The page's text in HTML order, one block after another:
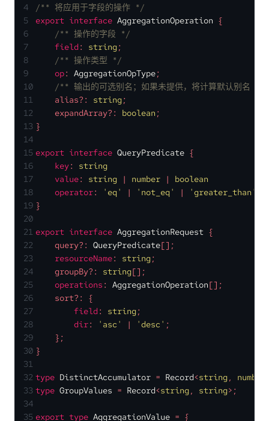
4
/** 将应用于字段的操作 */
5
export interface AggregationOperation {
6
/** 操作的字段 */
7
field: string;
8
/** 操作类型 */
9
op: AggregationOpType;
10
/** 输出的可选别名；如果未提供，将计算默认别名 */
11
    alias?:
string;
12
    expandArray?:
boolean ;
13 }
14
15 export interface QueryPredicate {
16
key: string
17
value: string | number | boolean
18
operator: 'eq' | 'not_eq' | 'greater_than'
19 }
20
21 export interface AggregationRequest {
22
    query?:
QueryPredicate[];
23
resourceName: string;
24
    groupBy?:
string[];
25
operations : AggregationOperation[];
26
    sort?: {
27
field: string;
28
dir: 'asc' | 'desc' ;
29
    };
30 }
31
32 type DistinctAccumulator = Record<string, number
33 type GroupValues = Record<string, string>;
34
35 export type AggregationValue = {